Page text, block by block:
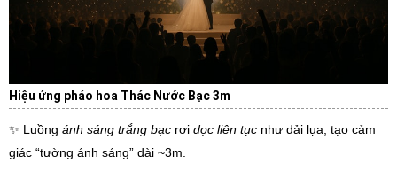
Hiệu ứng pháo hoa Thác Nước Bạc 3m
✨ Luồng ánh sáng trắng bạc rơi dọc liên tục như dải lụa, tạo cảm
giác “tường ánh sáng” dài ~3m.